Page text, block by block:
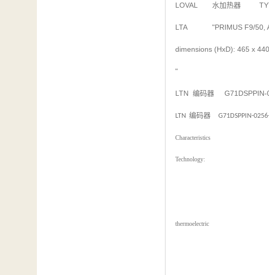
LOVAL 水加热器
LTA "PRIMUS F9/50,
dimensions (HxD): 465 x
"
LTN 编码器 G71DSPPIN-
LTN 编码器 G71DSPPIN-
Characteristics
Technology:
thermoelectric